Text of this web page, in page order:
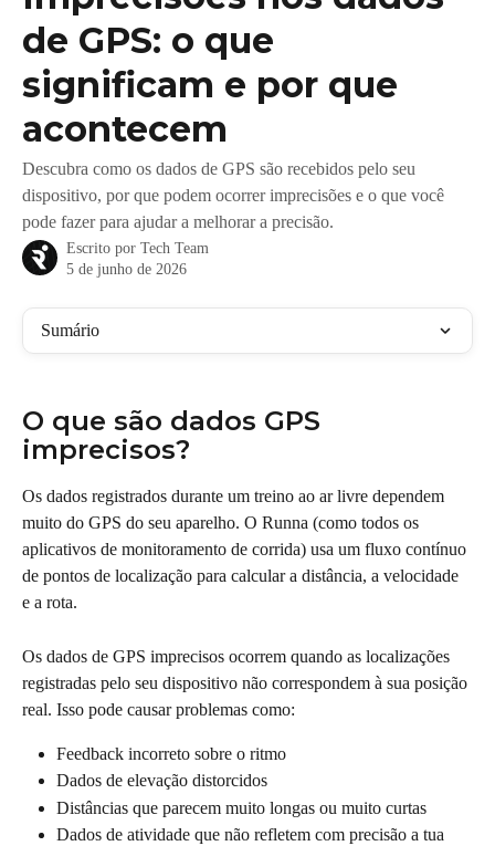
de GPS: o que
significam e por que
acontecem
Descubra como os dados de GPS são recebidos pelo seu
dispositivo, por que podem ocorrer imprecisões e o que você
pode fazer para ajudar a melhorar a precisão.
Escrito por Tech Team
5 de junho de 2026
Sumário
O que são dados GPS
imprecisos?
Os dados registrados durante um treino ao ar livre dependem
muito do GPS do seu aparelho. O Runna (como todos os
aplicativos de monitoramento de corrida) usa um fluxo contínuo
de pontos de localização para calcular a distância, a velocidade
e a rota.
Os dados de GPS imprecisos ocorrem quando as localizações
registradas pelo seu dispositivo não correspondem à sua posição
real. Isso pode causar problemas como:
Feedback incorreto sobre o ritmo
Dados de elevação distorcidos
Distâncias que parecem muito longas ou muito curtas
Dados de atividade que não refletem com precisão a tua